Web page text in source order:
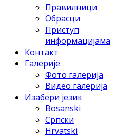
Правилници
Обрасци
Приступ
информацијама
Контакт
Галерије
Фото галерија
Видео галерија
Изабери језик
Bosanski
Српски
Hrvatski